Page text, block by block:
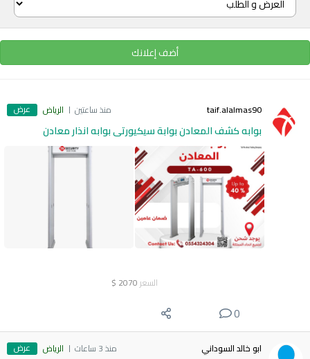
أضف إعلانك
taif.alalmas90 منذ ساعتين الرياض عرض
بوابه كشف المعادن بوابة سيكيورتى بوابه انذار معادن
السعر 2070
$
0
ابو خالد السوداني منذ 3 ساعات الرياض عرض